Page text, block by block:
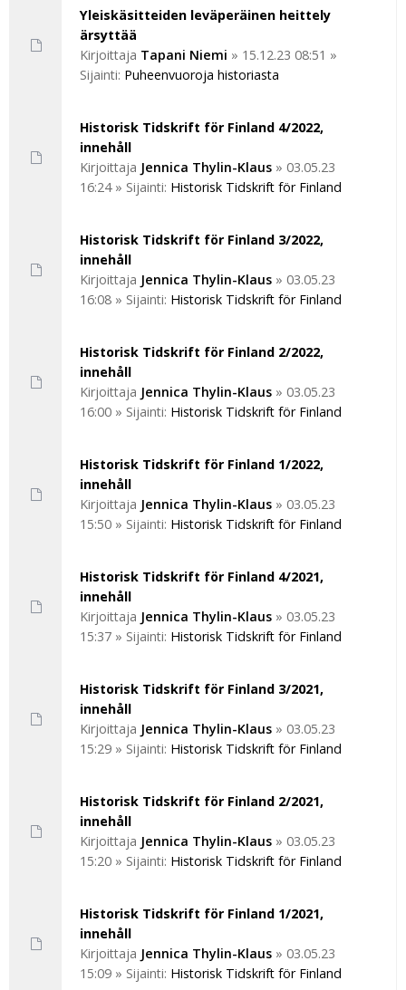
Yleiskäsitteiden leväperäinen heittely
ärsyttää
Kirjoittaja Tapani Niemi » 15.12.23 08:51 »
Sijainti: Puheenvuoroja historiasta
Historisk Tidskrift för Finland 4/2022,
innehåll
Kirjoittaja Jennica Thylin-Klaus » 03.05.23
16:24» Sijainti: Historisk Tidskrift för Finland
Historisk Tidskrift för Finland 3/2022,
innehåll
Kirjoittaja Jennica Thylin-Klaus » 03.05.23
16:08 » Sijainti: Historisk Tidskrift för Finland
Historisk Tidskrift för Finland 2/2022,
innehåll
Kirjoittaja Jennica Thylin-Klaus » 03.05.23
16:00 » Sijainti: Historisk Tidskrift för Finland
Historisk Tidskrift för Finland 1/2022,
innehåll
Kirjoittaja Jennica Thylin-Klaus » 03.05.23
15:50 » Sijainti: Historisk Tidskrift för Finland
Historisk Tidskrift för Finland 4/2021,
innehåll
Kirjoittaja Jennica Thylin-Klaus » 03.05.23
15:37 » Sijainti: Historisk Tidskrift för Finland
Historisk Tidskrift för Finland 3/2021,
innehåll
Kirjoittaja Jennica Thylin-Klaus » 03.05.23
15:29 » Sijainti: Historisk Tidskrift för Finland
Historisk Tidskrift för Finland 2/2021,
innehåll
Kirjoittaja Jennica Thylin-Klaus » 03.05.23
15:20 » Sijainti: Historisk Tidskrift för Finland
Historisk Tidskrift för Finland 1/2021,
innehåll
Kirjoittaja Jennica Thylin-Klaus » 03.05.23
15:09 » Sijainti: Historisk Tidskrift för Finland